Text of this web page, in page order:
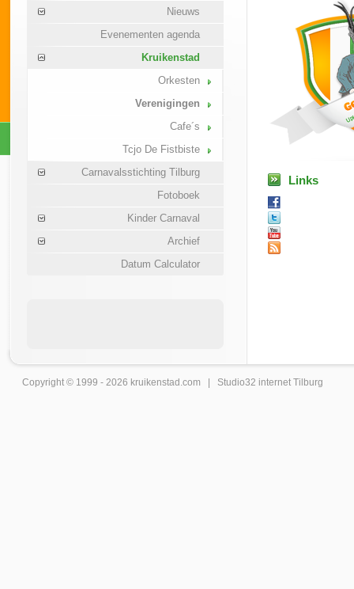
Nieuws
Evenementen agenda
Kruikenstad
Orkesten
Verenigingen
Cafe´s
Tcjo De Fistbiste
Carnavalsstichting Tilburg
Fotoboek
Kinder Carnaval
Archief
Datum Calculator
Links
Copyright © 1999 - 2026 kruikenstad .com | Studio32 internet Tilburg